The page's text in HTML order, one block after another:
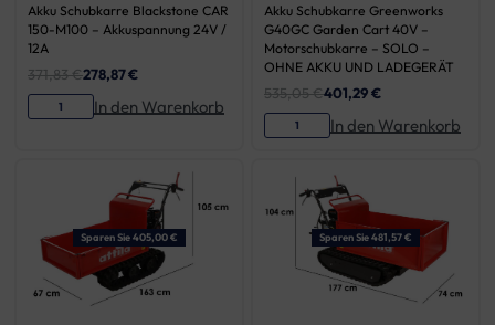
Akku Schubkarre Blackstone CAR
150-M100 – Akkuspannung 24V /
12A
371,83€278,87€
In den Warenkorb
Akku Schubkarre Greenworks
G40GC Garden Cart 40V –
Motorschubkarre – SOLO –
OHNE AKKU UND LADEGERÄT
535,05€401,29€
In den Warenkorb
Sparen Sie 405,00 € Sparen Sie 481,57 €